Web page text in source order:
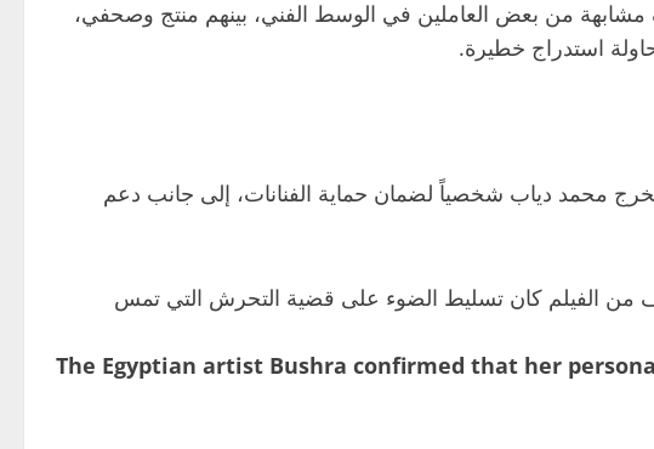
من بعض العاملين في الوسط الفني، بينهم منتج وصحفي،
استدراج خطيرة.
المخرج محمد دياب شخصياً لضمان حماية الفنانات، إلى جانب دعم
الهدف من الفيلم كان تسليط الضوء على قضية التحرش التي تمس
The Egyptian artist Bushra confirmed that her